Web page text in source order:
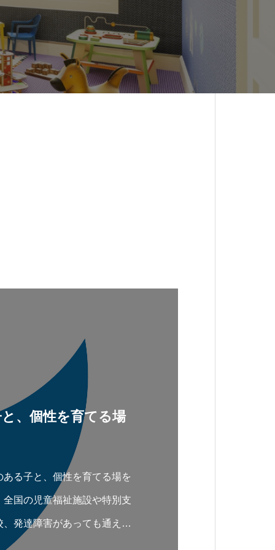
、個性を育てる場
る子と、個性を育てる場を
国の児童福祉施設や特別支
発達障害があっても通える
いるポータルサイトです